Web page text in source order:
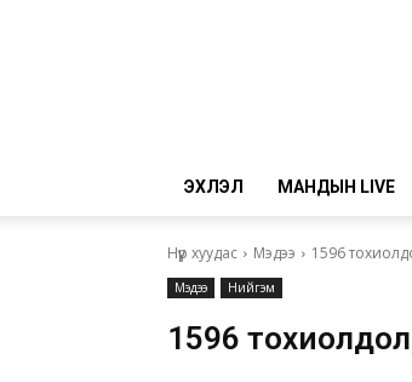
ЭХЛЭЛ МАНДЫН LIVE
Нүүр хуудас Мэдээ 1596
Мэдээ Нийгэм
1596